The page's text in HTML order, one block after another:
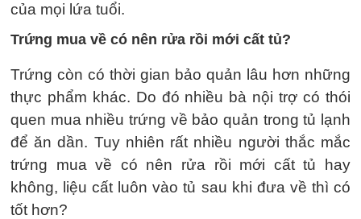
của mọi lứa tuổi.
Trứng mua về có nên rửa rồi mới cất tủ?
Trứng còn có thời gian bảo quản lâu hơn những
thực phẩm khác. Do đó nhiều bà nội trợ có thói
quen mua nhiều trứng về bảo quản trong tủ lạnh
để ăn dần. Tuy nhiên rất nhiều người thắc mắc
trứng mua về có nên rửa rồi mới cất tủ hay
không, liệu cất luôn vào tủ sau khi đưa về thì có
tốt hơn?